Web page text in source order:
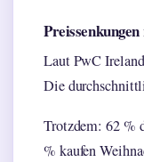
Laut PwC
Die
Trotzdem: 62 %
% kaufen